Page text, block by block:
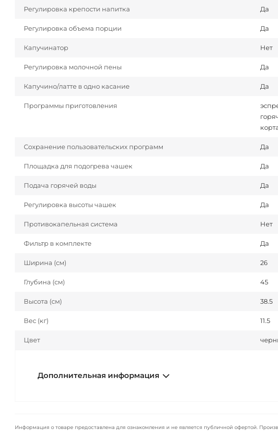
Регулировка крепости напитка Да
Регулировка объема порции Да
Капучинатор Нет
Регулировка молочной пены Да
Капучино/латте в одно касание Да
Программы приготовления
Сохранение пользовательских программ Да
Площадка для подогрева чашек Да
Подача горячей воды Да
Регулировка высоты чашек Да
Противокапельная система Нет
Фильтр в комплекте Да
Ширина (см) 26
Глубина (см) 45
Высота (см) 38.5
Вес (кг) 11.5
Цвет
Дополнительная информация
Информация о товаре предоставлена для ознакомления и не является публичной офертой.